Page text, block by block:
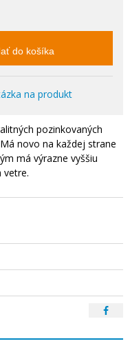
do košíka
na produkt
pozinkovaných
novo na každej strane
má výrazne vyššiu
vetre.